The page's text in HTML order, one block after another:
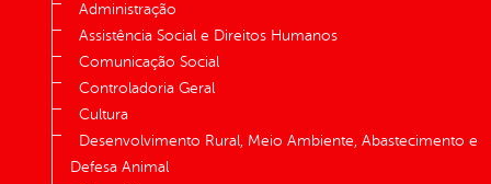
Administração
Assistência Social e Direitos Humanos
Comunicação Social
Controladoria Geral
Cultura
Desenvolvimento Rural, Meio Ambiente, Abastecimento e
Defesa Animal